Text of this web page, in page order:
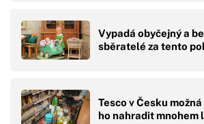
Vypadá obyčejný a
sběratelé za tento
Tesco v Česku
ho nahradit mnohem